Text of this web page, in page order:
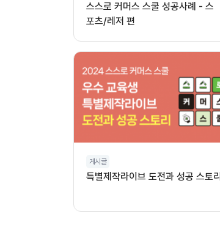
스스로 커머스 스쿨 성공사례 - 스
포츠/레저 편
게시글
특별제작라이브 도전과 성공 스토리